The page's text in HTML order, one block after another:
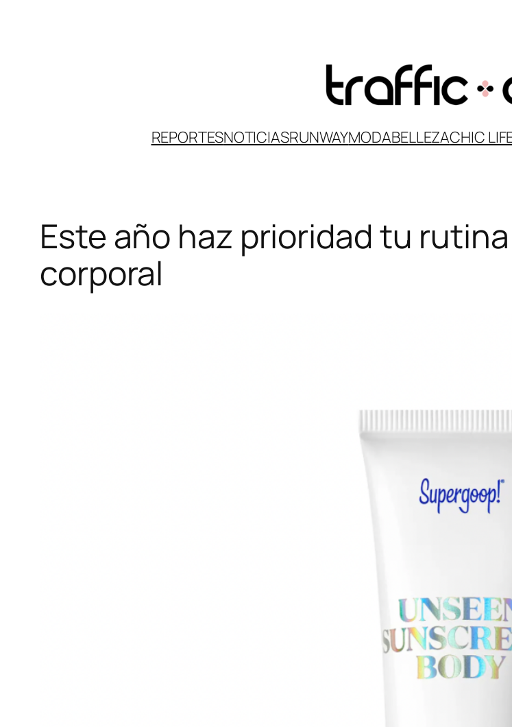
REPORTESNOTICIASRUNWAYMODABELLEZACHIC
Este año haz prioridad tu
corporal